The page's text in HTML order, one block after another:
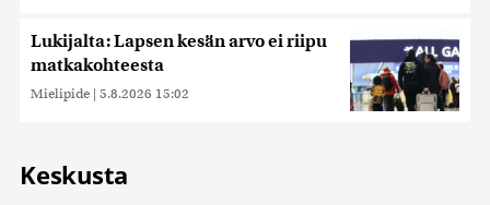
Lukijalta: Lapsen kesän arvo ei riipu
matkakohteesta
Mielipide | 5.8.2026 15:02
Keskusta